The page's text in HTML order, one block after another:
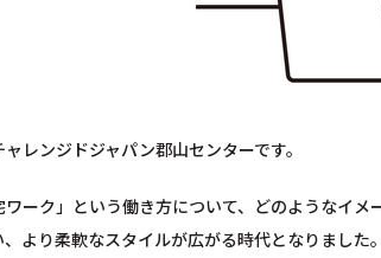
レンジドジャパン郡山センターです。
ワーク」という働き方について、どのようなイ
、より柔軟なスタイルが広がる時代となりまし